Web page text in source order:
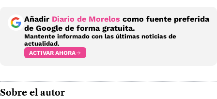
Añadir Diario de Morelos como fuente preferida
de Google de forma gratuita.
Mantente informado con las últimas noticias de
actualidad.
ACTIVAR AHORA
Sobre el autor